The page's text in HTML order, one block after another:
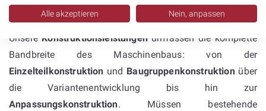
Sondermaschinenbau
Unsere Konstruktionsleistungenumfassen die komplette
Bandbreite des Maschinenbaus: von der
Einzelteilkonstruktion und Baugruppenkonstruktionüber
die Variantenentwicklung bis hin zur
Anpassungskonstruktion. Müssen bestehende
Alle akzeptieren Nein, anpassen